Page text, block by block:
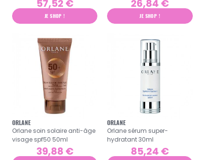
57,52 €
JE SHOP !
26,84 €
JE SHOP !
ORLANE
Orlane soin solaire anti-âge
visage spf50 50ml
39,88 €
ORLANE
Orlane sérum super-
hydratant 30ml
85,24 €